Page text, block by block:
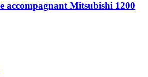
accompagnant Mitsubishi 1200